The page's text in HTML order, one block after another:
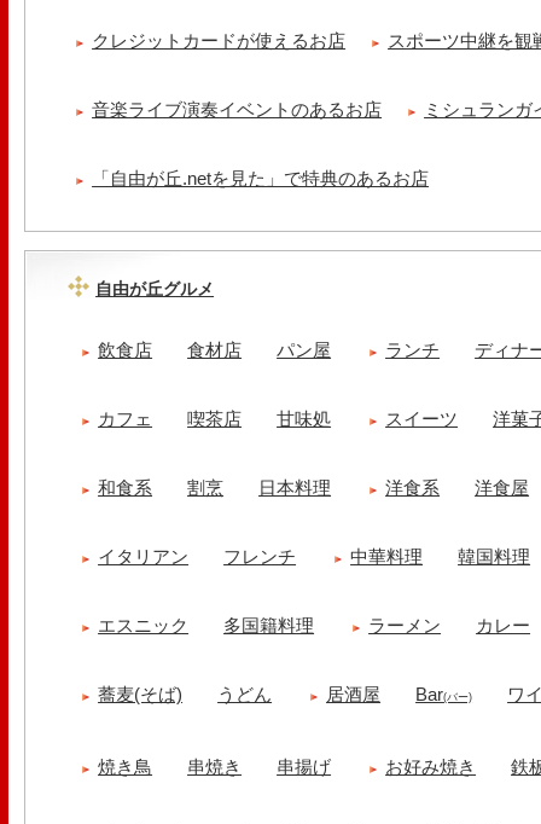
クレジットカードが使えるお店 スポーツ中継を観
音楽ライブ演奏イベントのあるお店 ミシュランガ
「自由が丘.netを見た」で特典のあるお店
自由が丘グルメ
飲食店 食材店 パン屋 ランチ ディナ
カフェ 喫茶店 甘味処 スイーツ 洋菓
和食系 割烹 日本料理 洋食系 洋食屋
イタリアン フレンチ 中華料理 韓国料理
エスニック 多国籍料理 ラーメン カレー
蕎麦(そば) うどん 居酒屋 Bar(バー) ワ
焼き鳥 串焼き 串揚げ お好み焼き 鉄